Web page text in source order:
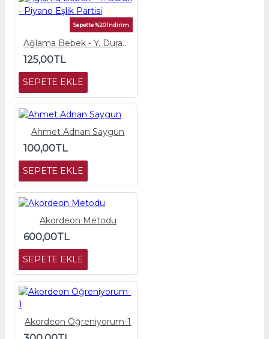
Sepette %20 İndirim
Ağlama Bebek - Y. Durak - Piyano Eşlik Partisi
125,00TL
SEPETE EKLE
Ahmet Adnan Saygun
100,00TL
SEPETE EKLE
Akordeon Metodu
600,00TL
SEPETE EKLE
Akordeon Öğreniyorum-1